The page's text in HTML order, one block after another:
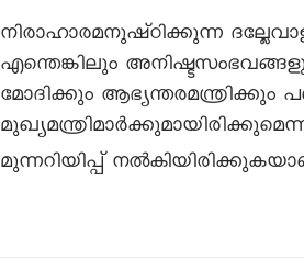
നിരാഹാരമനുഷ്‌ഠിക്കുന്ന
എന്തെങ്കിലും
മോദിക്കും ആഭ്യന്തരമന്ത്രിക്കും
മുന്നറിയിപ്പ്‌